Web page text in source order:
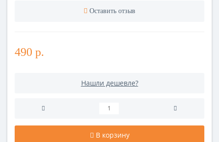
Оставить отзыв
490 р.
Нашли дешевле?
В корзину